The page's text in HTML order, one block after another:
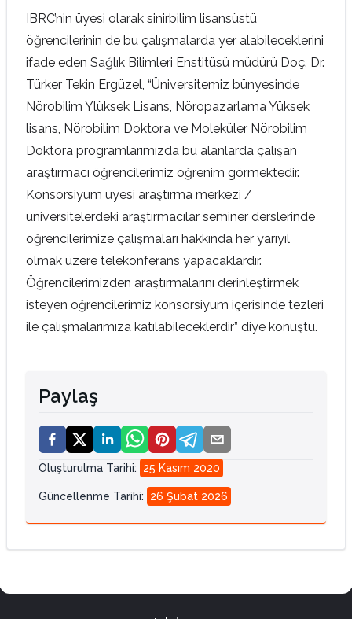
IBRC’nin üyesi olarak sinirbilim lisansüstü
öğrencilerinin de bu çalışmalarda yer alabileceklerini
ifade eden Sağlık Bilimleri Enstitüsü müdürü Doç. Dr.
Türker Tekin Ergüzel, “Üniversitemiz bünyesinde
Nörobilim Ylüksek Lisans, Nöropazarlama Yüksek
lisans, Nörobilim Doktora ve Moleküler Nörobilim
Doktora programlarımızda bu alanlarda çalışan
araştırmacı öğrencilerimiz öğrenim görmektedir.
Konsorsiyum üyesi araştırma merkezi /
üniversitelerdeki araştırmacılar seminer derslerinde
öğrencilerimize çalışmaları hakkında her yarıyıl
olmak üzere telekonferans yapacaklardır.
Öğrencilerimizden araştırmalarını derinleştirmek
isteyen öğrencilerimiz konsorsiyum içerisinde tezleri
ile çalışmalarımıza katılabileceklerdir” diye konuştu.
Paylaş
Oluşturulma Tarihi: 25 Kasım 2020
Güncellenme Tarihi: 26 Şubat 2026